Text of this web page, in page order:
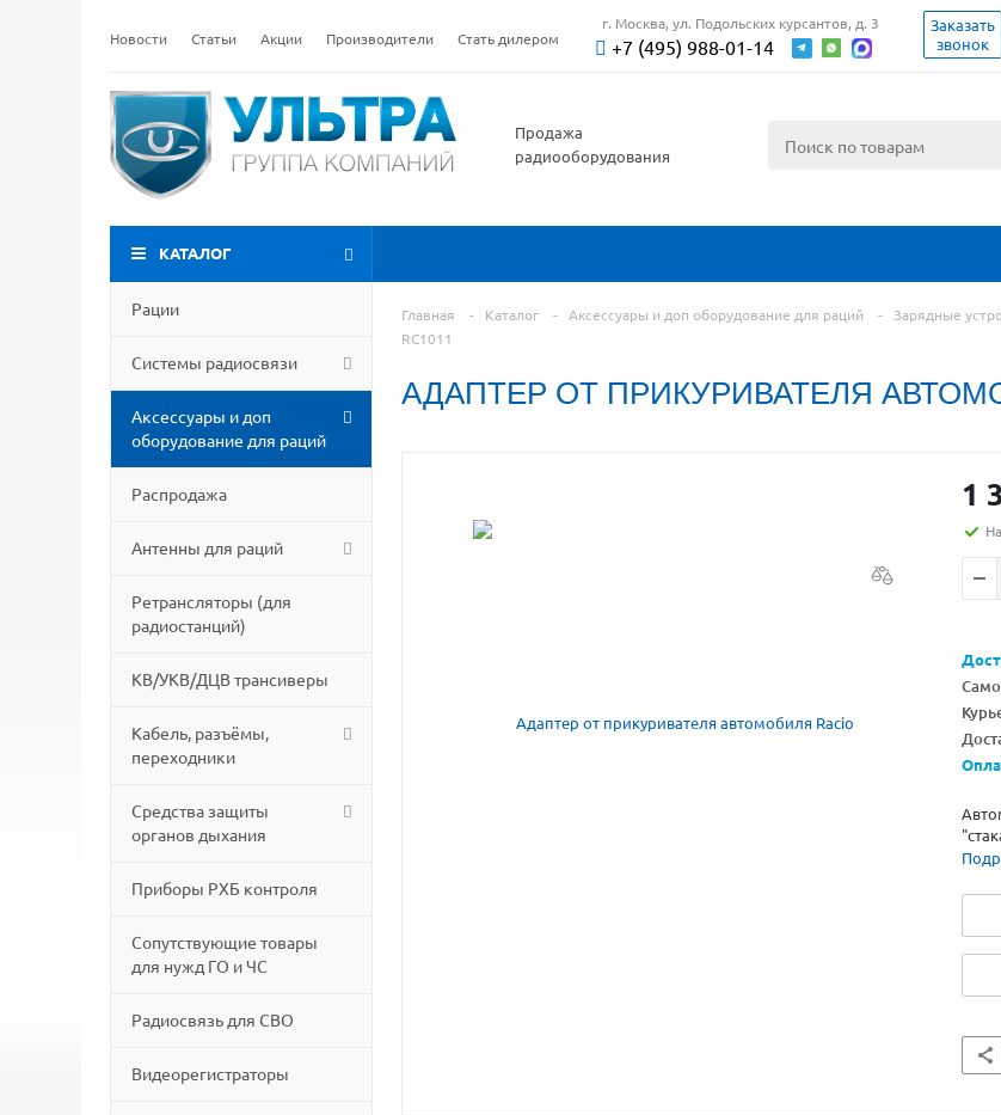
Новости Статьи Акции Производители Стать дилером
г. Москва, ул. Подольских курсантов, д. 3
+7 (495) 988-01-14
Заказать
звонок
Продажа
радиооборудования
КАТАЛОГ
Рации
Системы радиосвязи
Аксессуары и доп
оборудование для раций
Распродажа
Антенны для раций
Ретрансляторы (для
радиостанций)
КВ/УКВ/ДЦВ трансиверы
Кабель, разъёмы,
переходники
Средства защиты
органов дыхания
Приборы РХБ контроля
Сопутствующие товары
для нужд ГО и ЧС
Радиосвязь для СВО
Видеорегистраторы
Главная - Каталог - Аксессуары и доп оборудование для раций - Зарядные
RC1011
АДАПТЕР ОТ ПРИКУРИВАТЕЛЯ
1